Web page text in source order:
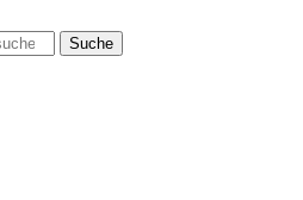
Suche